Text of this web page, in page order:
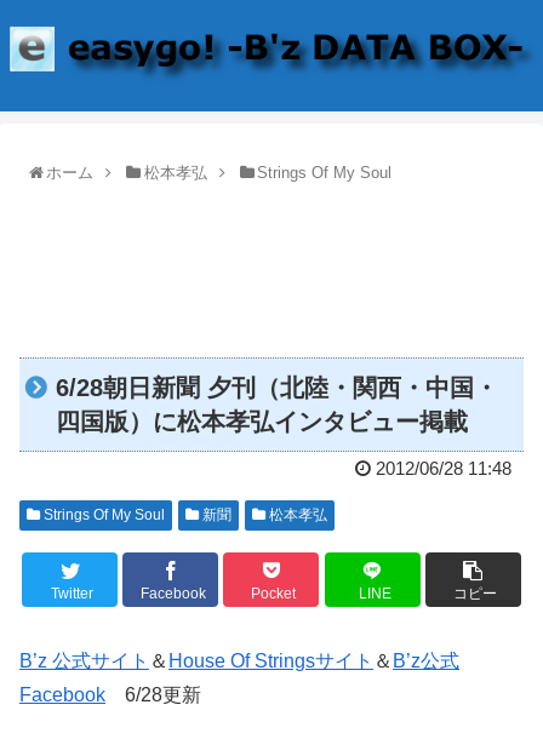
ホーム 松本孝弘 Strings Of My Soul
6/28朝日新聞 夕刊（北陸・関西・中国・
四国版）に松本孝弘インタビュー掲載
2012/06/28 11:48
Strings Of My Soul 新聞 松本孝弘
Twitter Facebook Pocket LINE コピー
B’z 公式サイト ＆ House Of Stringsサイト ＆ B’z公式
Facebook 6/28更新